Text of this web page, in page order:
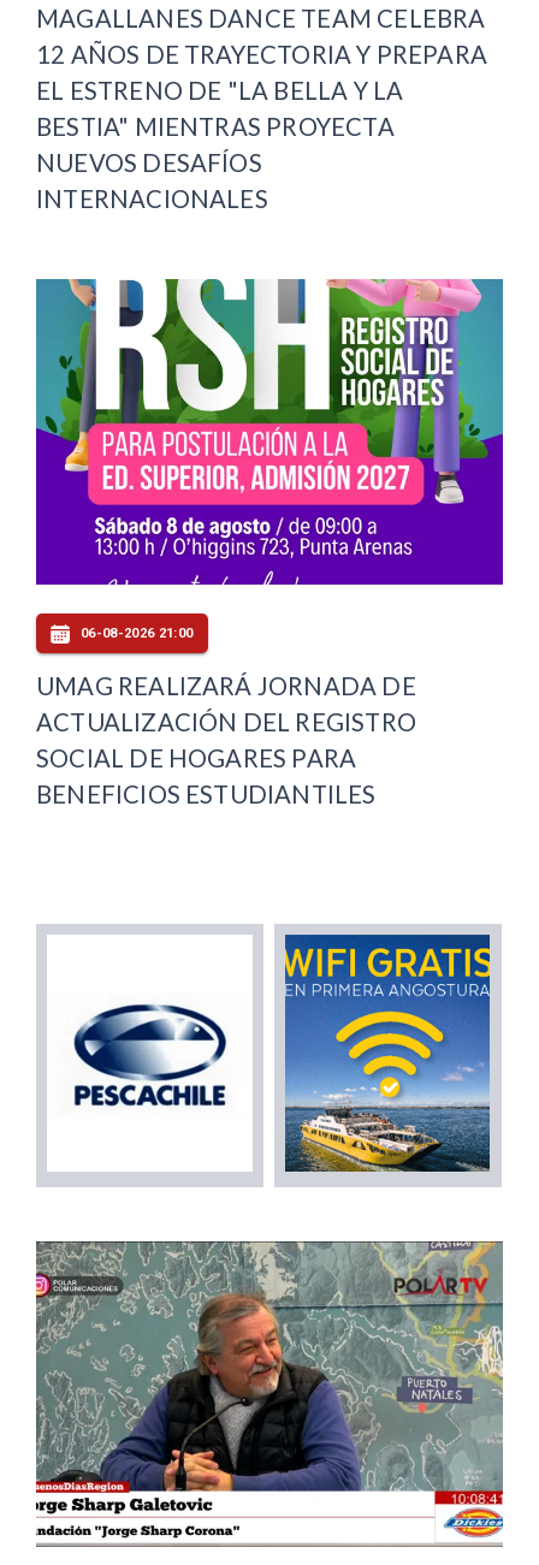
MAGALLANES DANCE TEAM CELEBRA
12 AÑOS DE TRAYECTORIA Y PREPARA
EL ESTRENO DE "LA BELLA Y LA
BESTIA" MIENTRAS PROYECTA
NUEVOS DESAFÍOS
INTERNACIONALES
06-08-2026 21:00
UMAG REALIZARÁ JORNADA DE
ACTUALIZACIÓN DEL REGISTRO
SOCIAL DE HOGARES PARA
BENEFICIOS ESTUDIANTILES